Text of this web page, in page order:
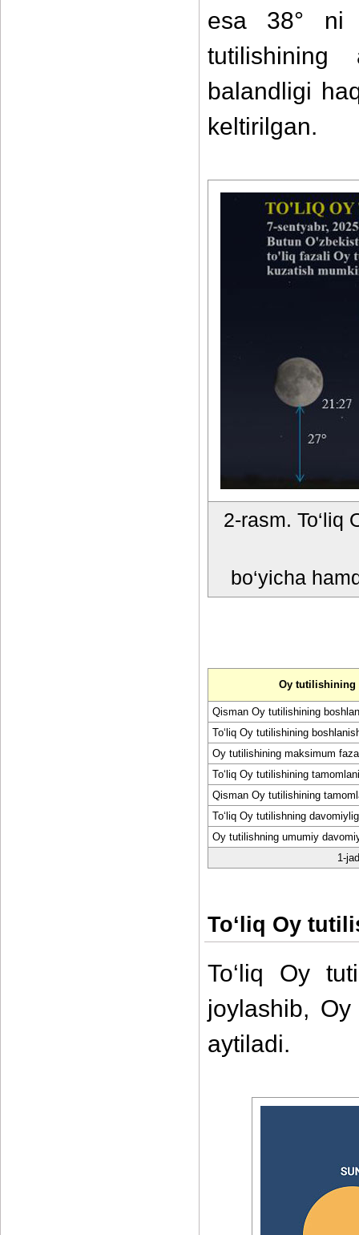
esa 38° ni
balandligi
keltirilgan.
2-rasm. To‘liq
bo‘yicha
Oy tutilishining
Qisman Oy tutilishining
To‘liq Oy tutilishining
Oy tutilishining maksimum
To‘liq Oy tutilishining
Qisman Oy tutilishining
To‘liq Oy tutilishning
Oy tutilishning umumiy
1-
To‘liq Oy
To‘liq Oy
joylashib,
aytiladi.